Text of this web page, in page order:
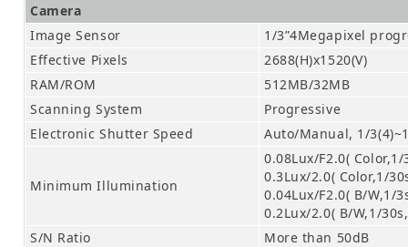
Camera
Image Sensor
1/3”4Megapixel
Effective Pixels
2688(H)x1520(V)
RAM/ROM
512MB/32MB
Scanning System
Progressive
Electronic Shutter Speed
Auto/Manual, 1/
Minimum Illumination
0.08Lux/F2.0( Color,1/
0.3Lux/2.0( Color,1/
0.04Lux/F2.0( B/W,1/
0.2Lux/2.0( B/W,1/
S/N Ratio
More than 50dB